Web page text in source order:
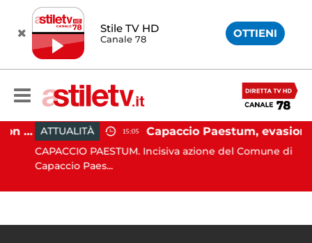
Stile TV HD
Canale 78 OTTIENI
Pontecagnano, si ribalta con l'auto alla rotatoria: giovane ferito ATTUALITÀ 15:05 Capaccio Paestum, evasione tassa di soggiorno: scoperte 49 strutture fantasma, elevate 132 sanzioni
CAPACCIO PAESTUM. Incisiva azione del Comune di
Capaccio Paes...